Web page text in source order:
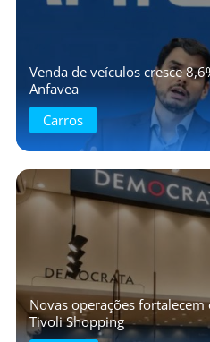
Venda de veículos cresce
Anfavea
Carros
Novas operações
Tivoli Shopping